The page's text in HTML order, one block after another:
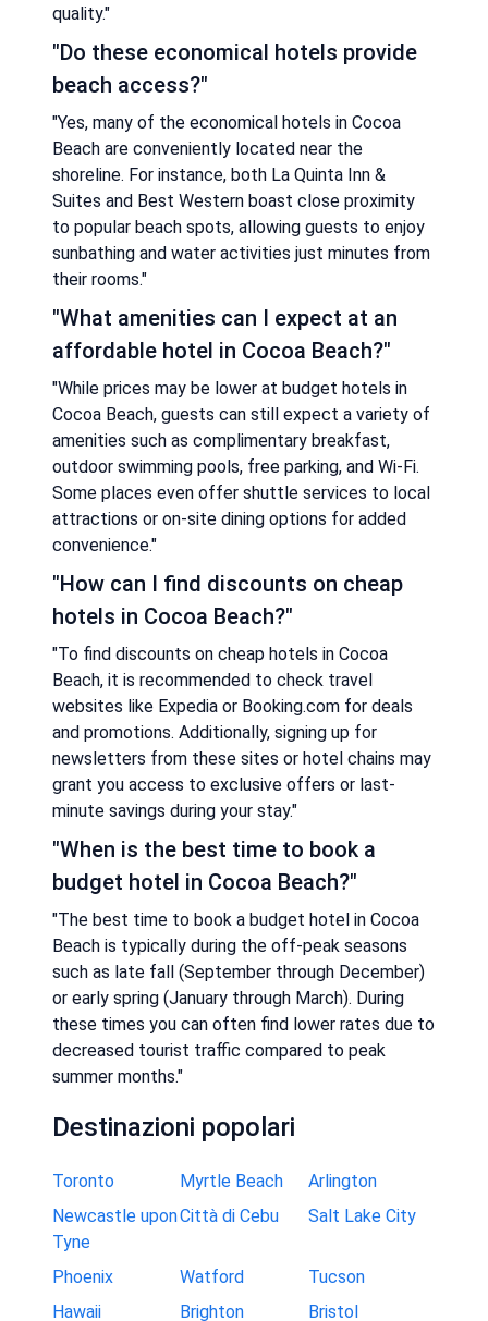
quality."
"Do these economical hotels provide
beach access?"
"Yes, many of the economical hotels in Cocoa
Beach are conveniently located near the
shoreline. For instance, both La Quinta Inn &
Suites and Best Western boast close proximity
to popular beach spots, allowing guests to enjoy
sunbathing and water activities just minutes from
their rooms."
"What amenities can I expect at an
affordable hotel in Cocoa Beach?"
"While prices may be lower at budget hotels in
Cocoa Beach, guests can still expect a variety of
amenities such as complimentary breakfast,
outdoor swimming pools, free parking, and Wi-Fi.
Some places even offer shuttle services to local
attractions or on-site dining options for added
convenience."
"How can I find discounts on cheap
hotels in Cocoa Beach?"
"To find discounts on cheap hotels in Cocoa
Beach, it is recommended to check travel
websites like Expedia or Booking.com for deals
and promotions. Additionally, signing up for
newsletters from these sites or hotel chains may
grant you access to exclusive offers or last-
minute savings during your stay."
"When is the best time to book a
budget hotel in Cocoa Beach?"
"The best time to book a budget hotel in Cocoa
Beach is typically during the off-peak seasons
such as late fall (September through December)
or early spring (January through March). During
these times you can often find lower rates due to
decreased tourist traffic compared to peak
summer months."
Destinazioni popolari
Toronto Myrtle Beach
Arlington
Newcastle upon
Tyne
Città di Cebu Salt Lake City
Phoenix Watford
Tucson
Hawaii
Brighton Bristol